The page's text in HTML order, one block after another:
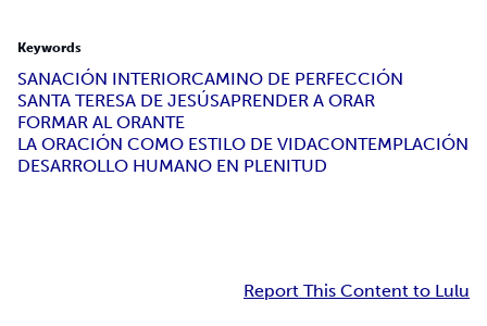
Keywords
SANACIÓN INTERIORCAMINO DE PERFECCIÓN
SANTA TERESA DE JESÚSAPRENDER A ORAR
FORMAR AL ORANTE
LA ORACIÓN COMO ESTILO DE VIDACONTEMPLACIÓN
DESARROLLO HUMANO EN PLENITUD
Report This Content to Lulu